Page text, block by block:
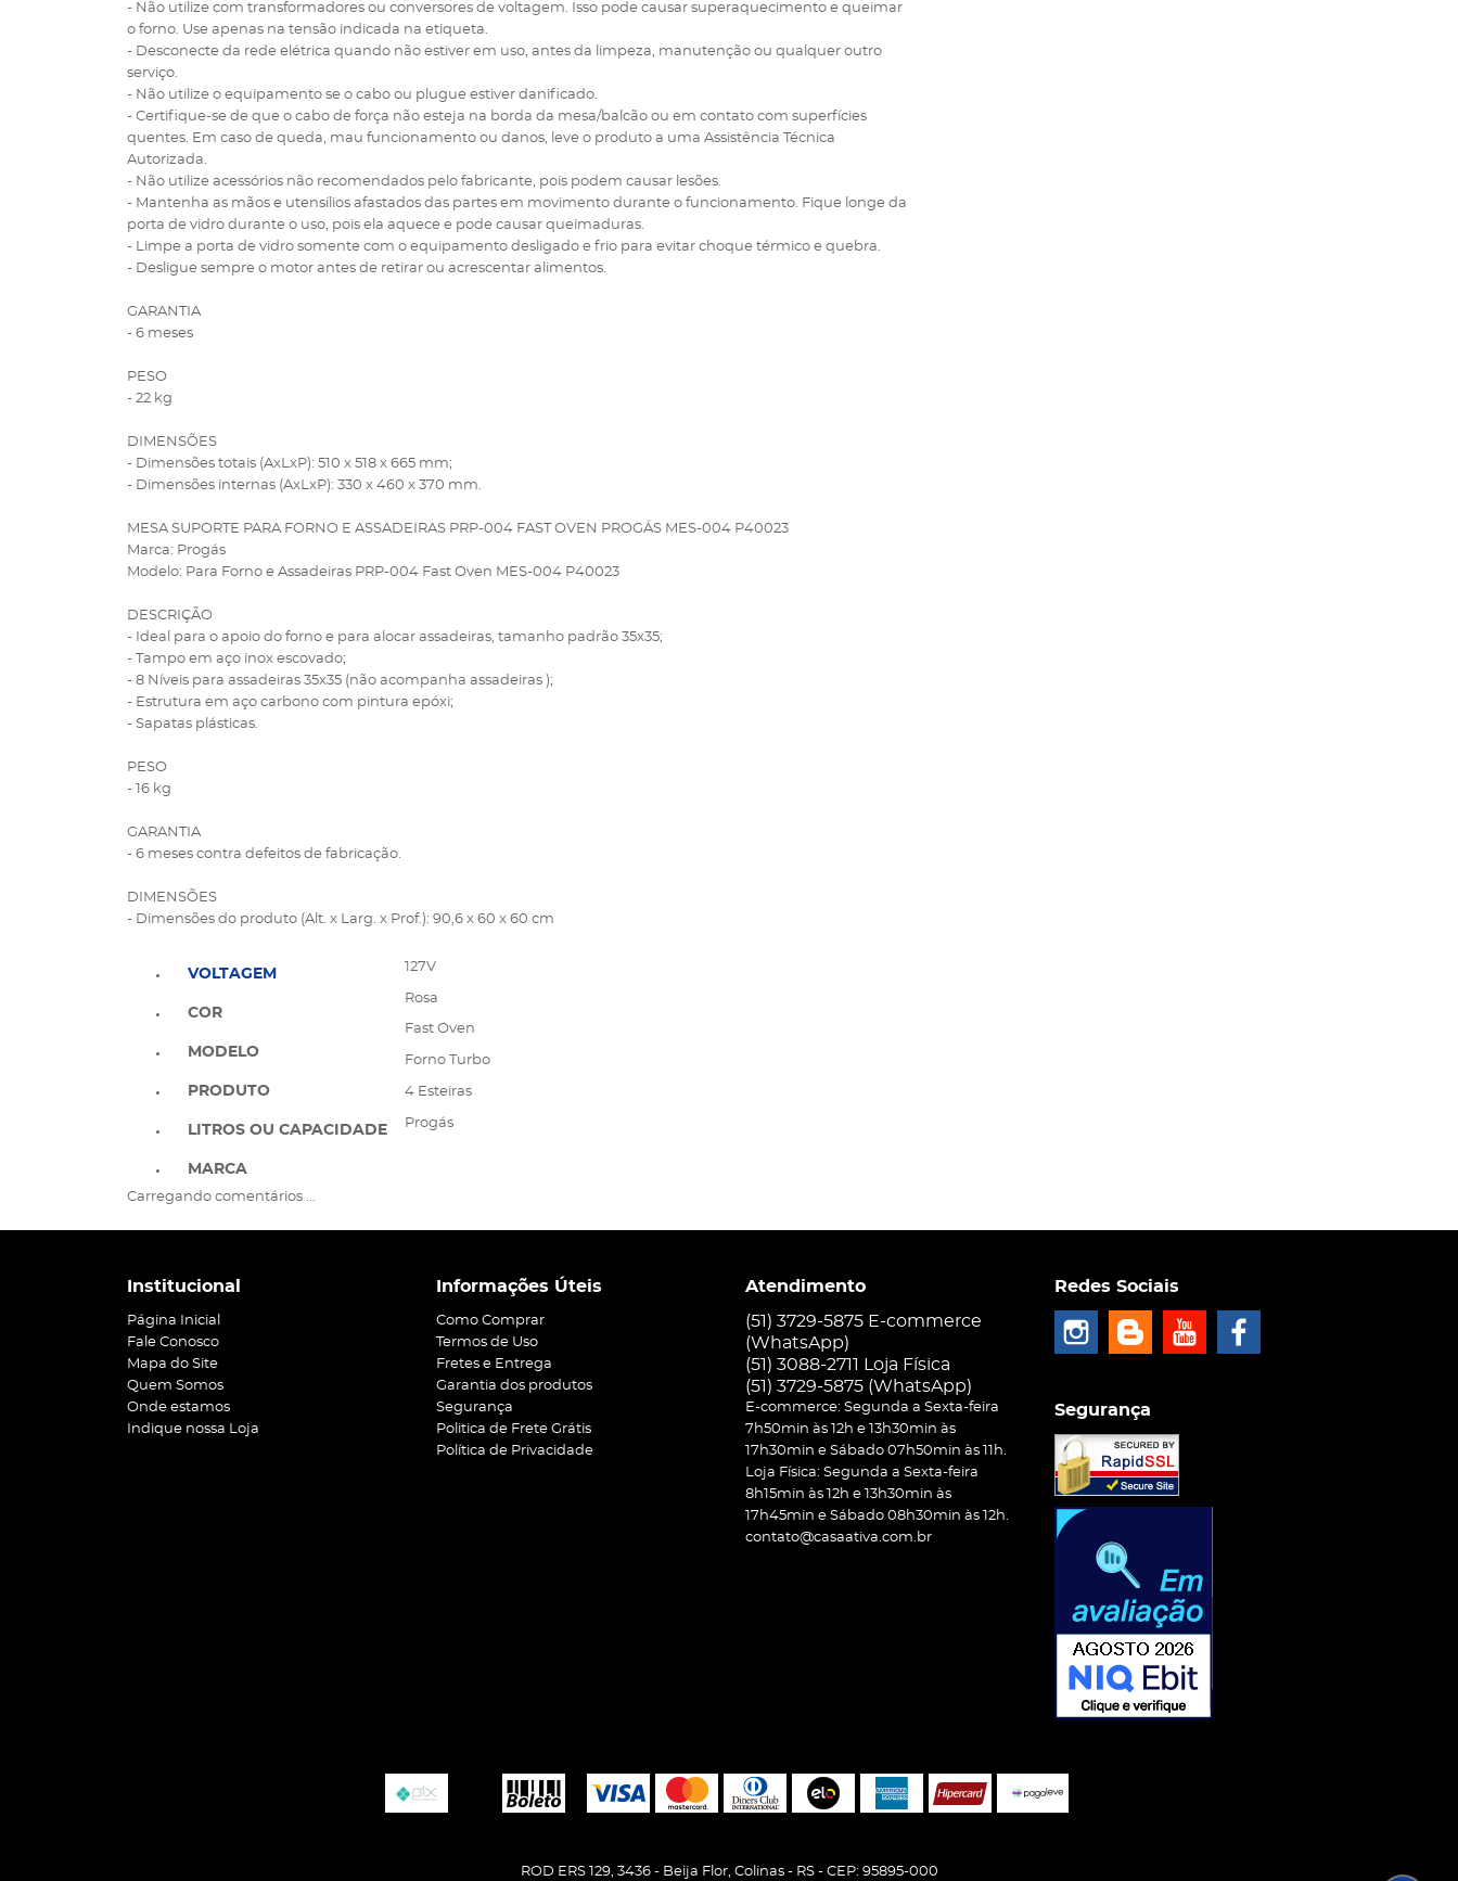
- Não utilize com transformadores ou conversores de voltagem. Isso pode causar superaquecimento e queimar
o forno. Use apenas na tensão indicada na etiqueta.
- Desconecte da rede elétrica quando não estiver em uso, antes da limpeza, manutenção ou qualquer outro
serviço.
- Não utilize o equipamento se o cabo ou plugue estiver danificado.
- Certifique-se de que o cabo de força não esteja na borda da mesa/balcão ou em contato com superfícies
quentes. Em caso de queda, mau funcionamento ou danos, leve o produto a uma Assistência Técnica
Autorizada.
- Não utilize acessórios não recomendados pelo fabricante, pois podem causar lesões.
- Mantenha as mãos e utensílios afastados das partes em movimento durante o funcionamento. Fique longe da
porta de vidro durante o uso, pois ela aquece e pode causar queimaduras.
- Limpe a porta de vidro somente com o equipamento desligado e frio para evitar choque térmico e quebra.
- Desligue sempre o motor antes de retirar ou acrescentar alimentos.
GARANTIA
- 6 meses
PESO
- 22 kg
DIMENSÕES
- Dimensões totais (AxLxP): 510 x 518 x 665 mm;
- Dimensões internas (AxLxP): 330 x 460 x 370 mm.
MESA SUPORTE PARA FORNO E ASSADEIRAS PRP-004 FAST OVEN PROGÁS MES-004 P40023
Marca: Progás
Modelo: Para Forno e Assadeiras PRP-004 Fast Oven MES-004 P40023
DESCRIÇÃO
- Ideal para o apoio do forno e para alocar assadeiras, tamanho padrão 35x35;
- Tampo em aço inox escovado;
- 8 Níveis para assadeiras 35x35 (não acompanha assadeiras );
- Estrutura em aço carbono com pintura epóxi;
- Sapatas plásticas.
PESO
- 16 kg
GARANTIA
- 6 meses contra defeitos de fabricação.
DIMENSÕES
- Dimensões do produto (Alt. x Larg. x Prof.): 90,6 x 60 x 60 cm
VOLTAGEM
COR
MODELO
PRODUTO
LITROS OU CAPACIDADE
MARCA
127V
Rosa
Fast Oven
Forno Turbo
4 Esteiras
Progás
Carregando comentários ...
Institucional
Página Inicial
Fale Conosco
Mapa do Site
Quem Somos
Onde estamos
Indique nossa Loja
Informações Úteis
Como Comprar
Termos de Uso
Fretes e Entrega
Garantia dos produtos
Segurança
Politica de Frete Grátis
Política de Privacidade
Atendimento
(51) 3729-5875 E-commerce
(WhatsApp)
(51) 3088-2711 Loja Física
(51) 3729-5875 (WhatsApp)
E-commerce: Segunda a Sexta-feira
7h50min às 12h e 13h30min às
17h30min e Sábado 07h50min às 11h.
Loja Física: Segunda a Sexta-feira
8h15min às 12h e 13h30min às
17h45min e Sábado 08h30min às 12h.
contato@casaativa.com.br
Redes Sociais
Segurança
ROD ERS 129, 3436- Beija Flor, Colinas- RS- CEP: 95895-000